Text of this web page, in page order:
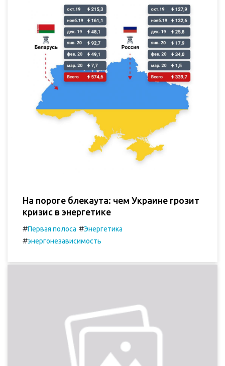
На пороге блекаута: чем Украине грозит
кризис в энергетике
#Первая полоса #Энергетика
#энергонезависимость